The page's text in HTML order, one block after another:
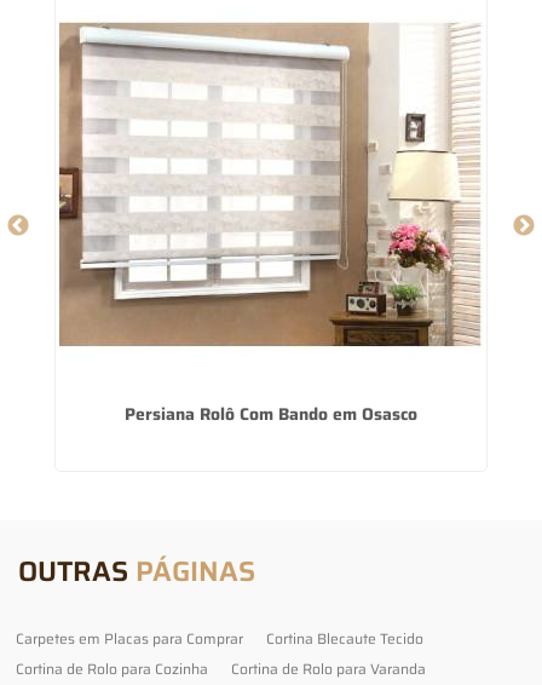
Persiana Rolô Com Bando em Osasco
OUTRAS PÁGINAS
Carpetes em Placas para Comprar
Cortina Blecaute Tecido
Cortina de Rolo para Cozinha
Cortina de Rolo para Varanda